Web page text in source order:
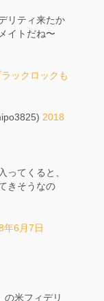
リティ来たか
イトだね〜
ックロックも
2018
ってくると、
きそうなの
年6月7日
米フィデリ